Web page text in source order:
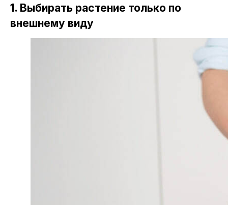
1. Выбирать растение только по
внешнему виду